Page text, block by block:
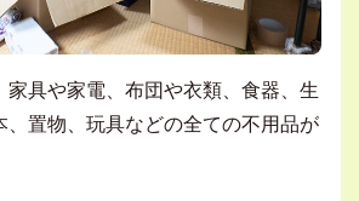
家具や家電、布団や衣類、食器、生
、置物、玩具などの全ての不用品が